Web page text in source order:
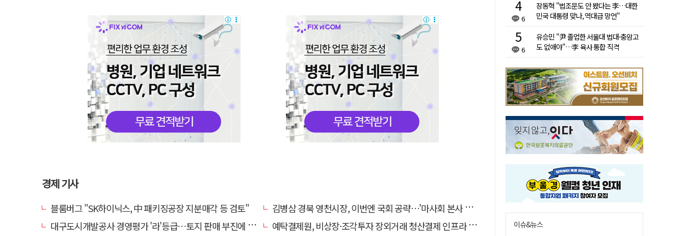
경제 기사
블룸버그 "SK하이닉스, 中 패키징공장 지분매각 등 검토"
김병삼 경북 영천시장, 이번엔 국회 공략…'마사회 본사 이전·광역교통망 확충' 요청
대구도시개발공사 경영평가 '라'등급…토지 판매 부진에 1년 만에 두 단계 '뚝'
예탁결제원, 비상장·조각투자 장외거래 청산결제 인프라 구축 착수…연내 가동
6
장동혁 "법조문도 안 봤다는 李…대한
민국 대통령 맞나, 역대급 망언"
6
유승민 "尹 졸업한 서울대 법대·충암고
도 없애야"…李 육사 통합 직격
이슈&뉴스